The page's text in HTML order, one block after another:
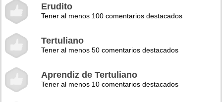
Erudito
Tener al menos 100 comentarios destacados
Tertuliano
Tener al menos 50 comentarios destacados
Aprendiz de Tertuliano
Tener al menos 10 comentarios destacados